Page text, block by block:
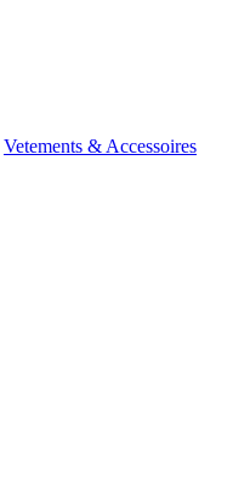
Vetements & Accessoires